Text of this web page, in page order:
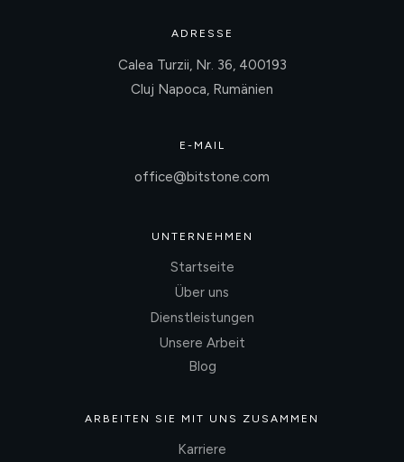
ADRESSE
Calea Turzii, Nr. 36, 400193
Cluj Napoca, Rumänien
E-MAIL
office@bitstone.com
UNTERNEHMEN
Startseite
Über uns
Dienstleistungen
Unsere Arbeit
Blog
ARBEITEN SIE MIT UNS ZUSAMMEN
Karriere